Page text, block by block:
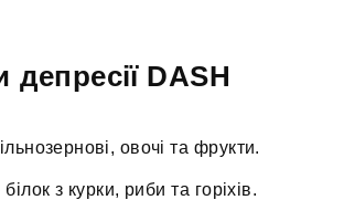
депресії DASH
овочі та фрукти.
з курки, риби та горіхів.